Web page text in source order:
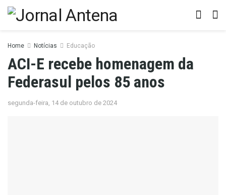
Home Notícias Educação
ACI-E recebe homenagem da
Federasul pelos 85 anos
segunda-feira, 14 de outubro de 2024